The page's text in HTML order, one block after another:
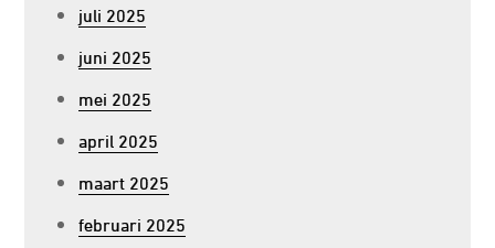
juli 2025
juni 2025
mei 2025
april 2025
maart 2025
februari 2025